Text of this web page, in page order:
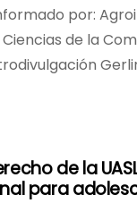
por:
de la
de la
para